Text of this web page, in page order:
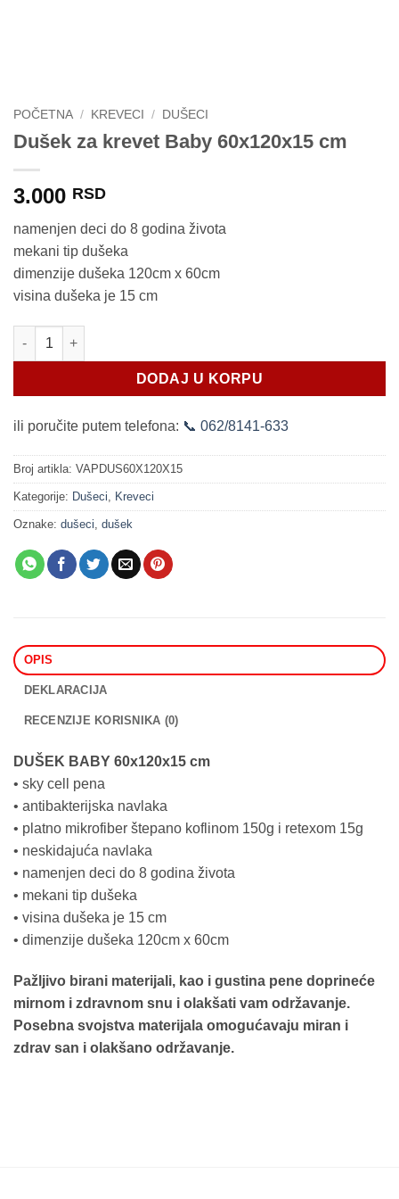
POČETNA / KREVECI / DUŠECI
Dušek za krevet Baby 60x120x15 cm
3.000 RSD
namenjen deci do 8 godina života
mekani tip dušeka
dimenzije dušeka 120cm x 60cm
visina dušeka je 15 cm
Dušek za krevet Baby 60x120x15 cm količina
DODAJ U KORPU
ili poručite putem telefona: 📞 062/8141-633
Broj artikla: VAPDUS60X120X15
Kategorije: Dušeci, Kreveci
Oznake: dušeci, dušek
OPIS
DEKLARACIJA
RECENZIJE KORISNIKA (0)
DUŠEK BABY 60x120x15 cm
• sky cell pena
• antibakterijska navlaka
• platno mikrofiber štepano koflinom 150g i retexom 15g
• neskidajuća navlaka
• namenjen deci do 8 godina života
• mekani tip dušeka
• visina dušeka je 15 cm
• dimenzije dušeka 120cm x 60cm
Pažljivo birani materijali, kao i gustina pene doprineće
mirnom i zdravnom snu i olakšati vam održavanje.
Posebna svojstva materijala omogućavaju miran i
zdrav san i olakšano održavanje.